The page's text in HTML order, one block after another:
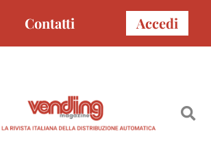
Contatti Accedi